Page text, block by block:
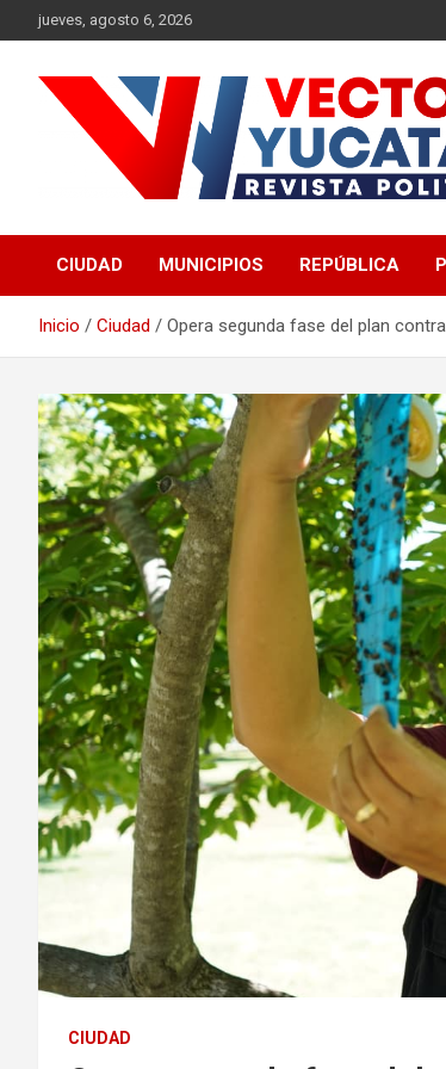
Saltar
al
jueves, agosto 6, 2026
Vector Yucatán
CIUDAD MUNICIPIOS REPÚBLICA
Inicio Ciudad Opera segunda fase del plan
CIUDAD